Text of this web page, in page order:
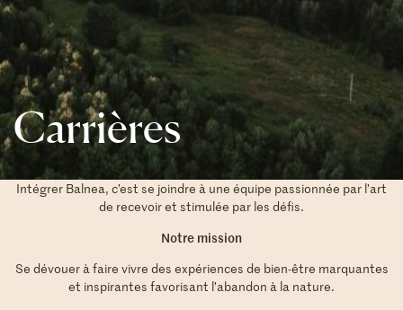
Carrières
Intégrer Balnea, c’est se joindre à une équipe passionnée par l’art
de recevoir et stimulée par les défis.
Notre mission
Se dévouer à faire vivre des expériences de bien-être marquantes
et inspirantes favorisant l’abandon à la nature.